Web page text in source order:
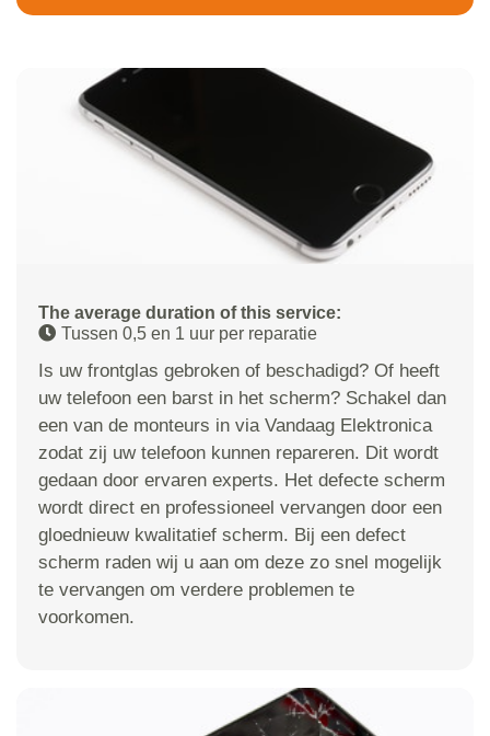
The average duration of this service:
Tussen 0,5 en 1 uur per reparatie
Is uw frontglas gebroken of beschadigd? Of heeft
uw telefoon een barst in het scherm? Schakel dan
een van de monteurs in via Vandaag Elektronica
zodat zij uw telefoon kunnen repareren. Dit wordt
gedaan door ervaren experts. Het defecte scherm
wordt direct en professioneel vervangen door een
gloednieuw kwalitatief scherm. Bij een defect
scherm raden wij u aan om deze zo snel mogelijk
te vervangen om verdere problemen te
voorkomen.